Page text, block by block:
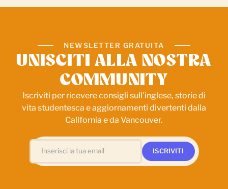
NEWSLETTER GRATUITA
UNISCITI ALLA NOSTRA
COMMUNITY
Iscriviti per ricevere consigli sull'inglese, storie di
vita studentesca e aggiornamenti divertenti dalla
California e da Vancouver.